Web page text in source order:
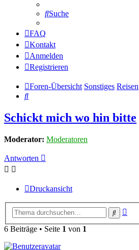
Suche
FAQ
Kontakt
Anmelden
Registrieren
Foren-Übersicht Sonstiges Reisen
Suche
Schickt mich wo hin bitte
Moderator: Moderatoren
Antworten
Druckansicht
Suche
6 Beiträge • Seite 1 von 1